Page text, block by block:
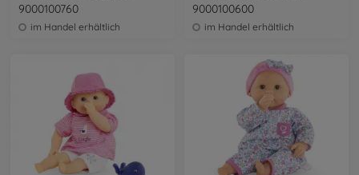
9000100760
im Handel erhältlich
9000100600
im Handel erhältlich